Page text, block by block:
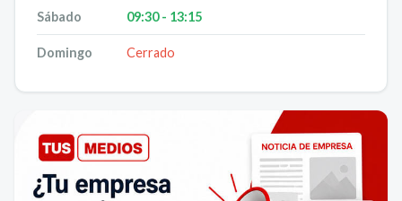
Sábado 09:30 - 13:15
Domingo Cerrado